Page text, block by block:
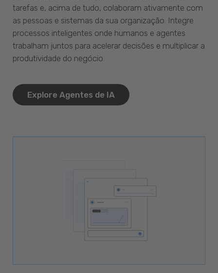
tarefas e, acima de tudo, colaboram ativamente com
as pessoas e sistemas da sua organização. Integre
processos inteligentes onde humanos e agentes
trabalham juntos para acelerar decisões e multiplicar a
produtividade do negócio.
Explore Agentes de IA